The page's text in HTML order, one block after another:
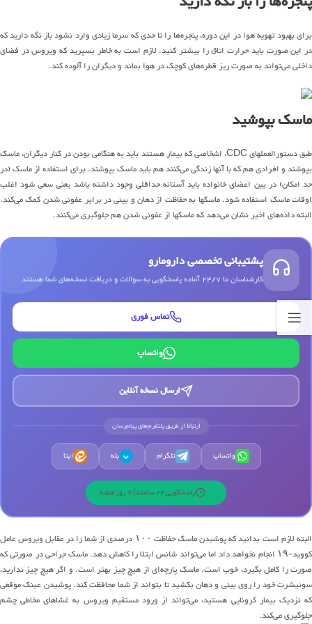
برای بهبود تهویه هوا در این دوره، پنجره‌ها را تا حدی که سرما زیادی وارد نشود باز نگه دارید که
در این صورت باید حرارت اتاق را بیشتر کنید. لازم است به خاطر بسپرید که ویروس در فضای
داخلی می‌تواند به صورت ریز قطره‌های کوچک در هوا بماند و دیگران را آلوده کند.
ماسک بپوشید
طبق دستورالعملهای CDC، اشخاصی که بیمار هستند باید به هنگامی بودن در کنار دیگران، ماسک
بپوشند و افرادی هم که با آنها زندگی می‌کنند هم باید ماسک بپوشند. برای استفاده از ماسک (در
حد امکان) در بین اعضای خانواده باید آستانه حداقلی وجود داشته باشد یعنی سعی شود اغلب
اوقات ماسک استفاده شود. ماسکها به حفاظت از دهان و بینی در برابر عفونی شدن کمک می‌کند.
البته داده‌های اخیر نشان می‌دهد که ماسکها از عفونی شدن هم جلوگیری می‌کنند.
پشتیبانی تخصصی دارومارو
کارشناسان ما 24/7 آماده پاسخگویی به سوالات و دریافت نسخه‌های شما هستند
تماس فوری
واتساپ
ارسال نسخه آنلاین
ارتباط از طریق پلتفرم‌های پیام‌رسان
واتساپ تلگرام ب بله ایتا
پاسخگویی 24 ساعته | 7 روز هفته
البته لازم است بدانید که پوشیدن ماسک حفاظت ۱۰۰ درصدی از شما را در مقابل ویروس عامل
کووید-۱۹ انجام نخواهد داد اما می‌تواند شانس ابتلا را کاهش دهد. ماسک جراحی در صورتی که
صورت را کامل بگیرد، خوب است. ماسک پارچه‌ای از هیچ چیز بهتر است. و اگر هیچ چیز ندارید،
سوئیشرت خود را روی بینی و دهان بکشید تا بتواند از شما محافظت کند. پوشیدن عینک موقعی
که نزدیک بیمار کرونایی هستید، می‌تواند از ورود مستقیم ویروس به غشاهای مخاطی چشم
جلوگیری می‌کند.